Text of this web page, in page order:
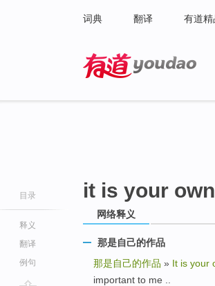
词典 翻译 有道精
目录
释义
翻译
例句
it is your
网络释义
那是自己的作品
那是自己的作品 » It is your
important to me ..